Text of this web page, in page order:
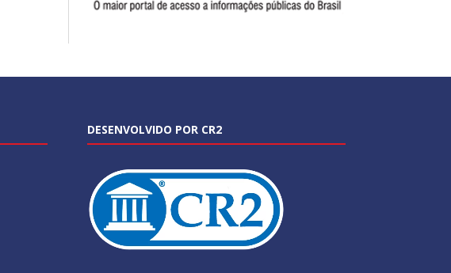
DESENVOLVIDO POR CR2